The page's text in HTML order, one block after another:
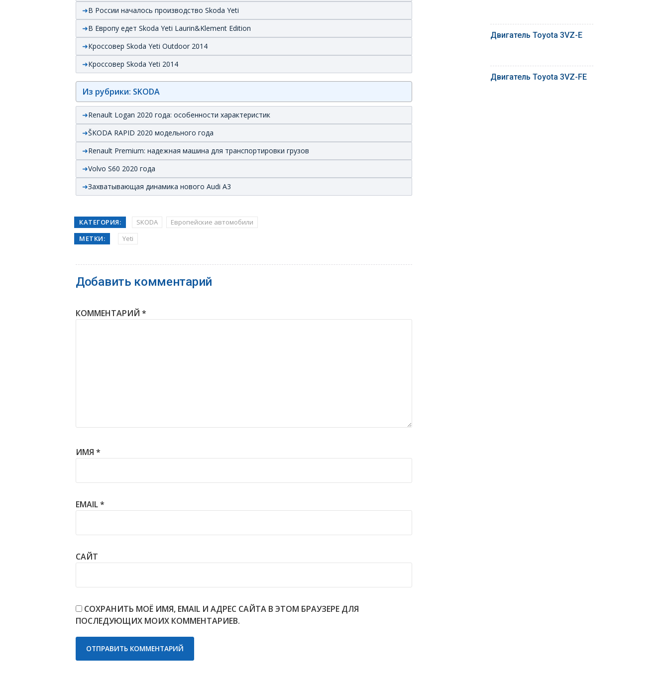
В России началось производство Skoda Yeti
В Европу едет Skoda Yeti Laurin&Klement Edition
Кроссовер Skoda Yeti Outdoor 2014
Кроссовер Skoda Yeti 2014
Из рубрики: SKODA
Renault Logan 2020 года: особенности характеристик
ŠKODA RAPID 2020 модельного года
Renault Premium: надежная машина для транспортировки грузов
Volvo S60 2020 года
Захватывающая динамика нового Audi А3
КАТЕГОРИЯ: SKODA
Европейские автомобили
МЕТКИ:
Yeti
Добавить комментарий
КОММЕНТАРИЙ *
ИМЯ *
EMAIL*
САЙТ
СОХРАНИТЬ МОЁ ИМЯ, EMAIL И АДРЕС САЙТА В ЭТОМ БРАУЗЕРЕ ДЛЯ
ПОСЛЕДУЮЩИХ МОИХ КОММЕНТАРИЕВ.
Двигатель Toyota 3VZ-E
Двигатель Toyota 3VZ-FE